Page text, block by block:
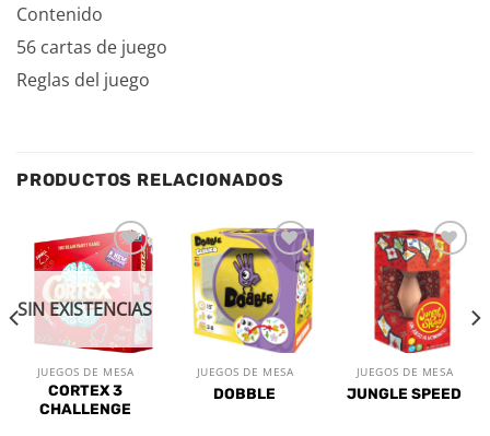
Contenido
56 cartas de juego
Reglas del juego
PRODUCTOS RELACIONADOS
Añadir
a la
lista de
deseos
SIN EXISTENCIAS
JUEGOS DE MESA
CORTEX 3
CHALLENGE
Añadir
a la
lista de
deseos
JUEGOS DE MESA
DOBBLE
Añadir
a la
lista de
deseos
JUEGOS DE MESA
JUNGLE SPEED